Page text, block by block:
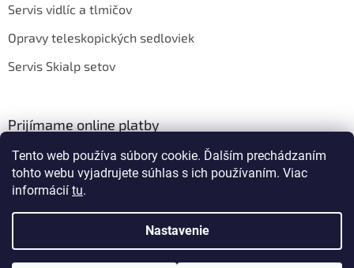
Tento web používa súbory cookie. Ďalším prechádzaním
tohto webu vyjadrujete súhlas s ich používaním. Viac
informácií tu.
Nastavenie
Servis vidlíc a tlmičov
Opravy teleskopických sedloviek
Servis Skialp setov
Prijímame online platby
Vytvoril Shoptet